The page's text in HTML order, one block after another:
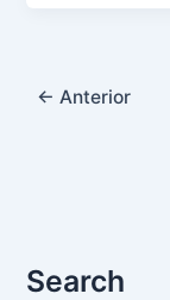
← Anterior
Search